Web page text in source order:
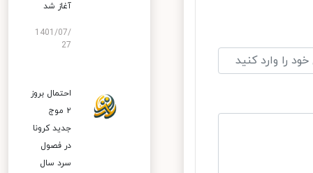
آغاز شد
1401/07/
27
احتمال بروز
۲ موج
جدید کرونا
در فصول
سرد سال